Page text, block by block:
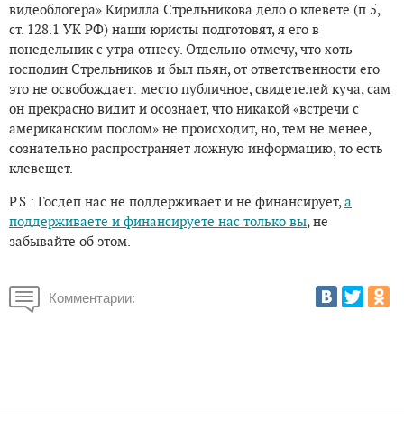
видеоблогера» Кирилла Стрельникова дело о клевете (п.5,
ст. 128.1 УК РФ) наши юристы подготовят, я его в
понедельник с утра отнесу. Отдельно отмечу, что хоть
господин Стрельников и был пьян, от ответственности его
это не освобождает: место публичное, свидетелей куча, сам
он прекрасно видит и осознает, что никакой «встречи с
американским послом» не происходит, но, тем не менее,
сознательно распространяет ложную информацию, то есть
клевещет.
P.S.: Госдеп нас не поддерживает и не финансирует,а
поддерживаете и финансируете нас только вы, не
забывайте об этом.
Комментарии: